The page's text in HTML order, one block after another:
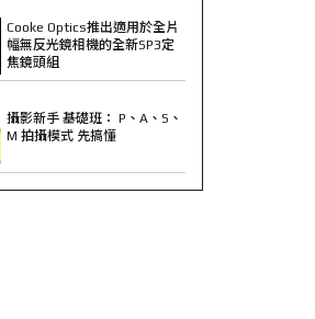
Cooke Optics推出適用於全片
幅無反光鏡相機的全新SP3定
焦鏡頭組
攝影新手 基礎班： P、A、S、
M 拍攝模式 先搞懂